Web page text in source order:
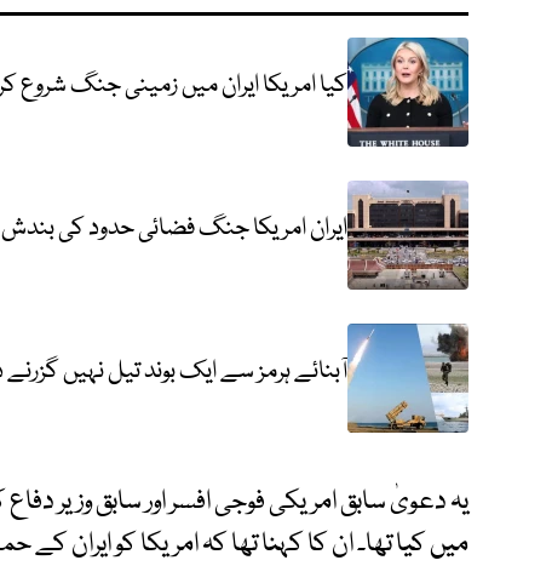
کیا امریکا ایران میں زمینی جنگ شروع
ایران امریکا جنگ فضائی حدود کی
آبنائے ہرمز سے ایک بوند تیل نہیں
یہ دعویٰ سابق امریکی فوجی افسر اور سابق وزیر
میں کیا تھا۔ ان کا کہنا تھا کہ امریکا کو ایران